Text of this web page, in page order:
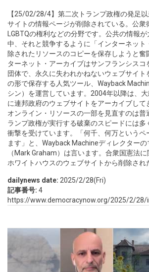
【25/02/28/4】第二次トランプ政権の発足
サイトの情報ページが削除されている。公衆
LGBTQの権利などの分野です。公共の情報
中、それと競争するように「インターネット
除されたリソースのコピーを保存しようと奮
ターネット・アーカイブはサンフランシスコ
団体で、永久に失われかねないウェブサイト
の形で保存する人気ツール、Wayback
シン）を運営しています。2004年以降は、
に連邦政府のウェブサイトをアーカイブして
オンライン・リソースの一部を見直すのは普
ランプ政権が実行する破棄のスピードには多
衝撃を受けています。「何千、何万というペ
ます」と、Wayback Machineディレクター
（Mark Graham）は言います。合衆国憲法
ホワイトハウスのウェブサイトから削除され
dailynews date: 2025/2/28(Fri)
記事番号: 4
https://www.democracynow.org/2025/2/